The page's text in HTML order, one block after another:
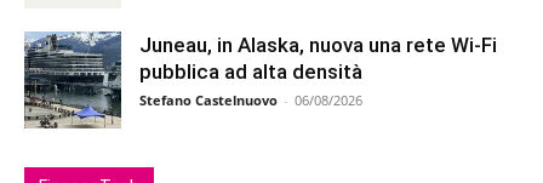
Juneau, in Alaska, nuova una rete Wi-Fi
pubblica ad alta densità
Stefano Castelnuovo - 06/08/2026